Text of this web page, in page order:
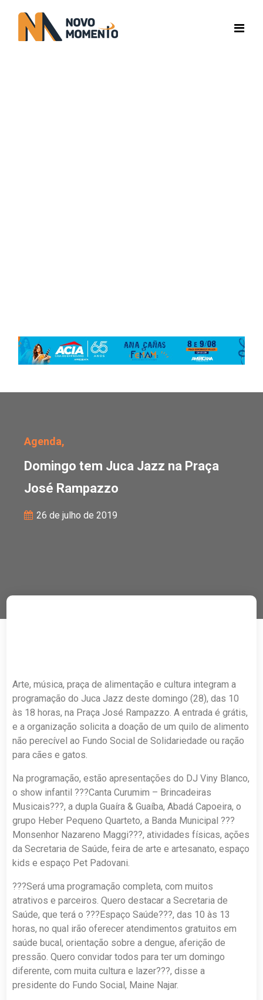
Agenda,
Domingo tem Juca Jazz na Praça
José Rampazzo
26 de julho de 2019
Arte, música, praça de alimentação e cultura integram a
programação do Juca Jazz deste domingo (28), das 10
às 18 horas, na Praça José Rampazzo. A entrada é grátis,
e a organização solicita a doação de um quilo de alimento
não perecível ao Fundo Social de Solidariedade ou ração
para cães e gatos.
Na programação, estão apresentações do DJ Viny Blanco,
o show infantil ???Canta Curumim – Brincadeiras
Musicais???, a dupla Guaíra & Guaíba, Abadá Capoeira, o
grupo Heber Pequeno Quarteto, a Banda Municipal ???
Monsenhor Nazareno Maggi???, atividades físicas, ações
da Secretaria de Saúde, feira de arte e artesanato, espaço
kids e espaço Pet Padovani.
???Será uma programação completa, com muitos
atrativos e parceiros. Quero destacar a Secretaria de
Saúde, que terá o ???Espaço Saúde???, das 10 às 13
horas, no qual irão oferecer atendimentos gratuitos em
saúde bucal, orientação sobre a dengue, aferição de
pressão. Quero convidar todos para ter um domingo
diferente, com muita cultura e lazer???, disse a
presidente do Fundo Social, Maine Najar.